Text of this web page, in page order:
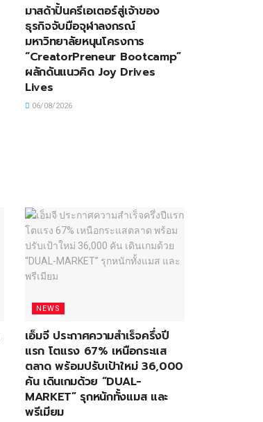
มาสด้าปั้นครีเอเตอร์สู่เจ้าของ
ธุรกิจจับมือจุฬาลงกรณ์
มหาวิทยาลัยหนุนโครงการ
“CreatorPreneur Bootcamp”
ผลักดันแนวคิด Joy Drives
Lives
06/08/2026
NEWS
เอ็มจี ประกาศความสำเร็จครึ่งปี
แรก โตแรง 67% เหนือกระแส
ตลาด พร้อมปรับเป้าใหม่ 36,000
คัน เดินเกมด้วย “DUAL-
MARKET” รุกหนักทั้งแมส และ
พรีเมียม